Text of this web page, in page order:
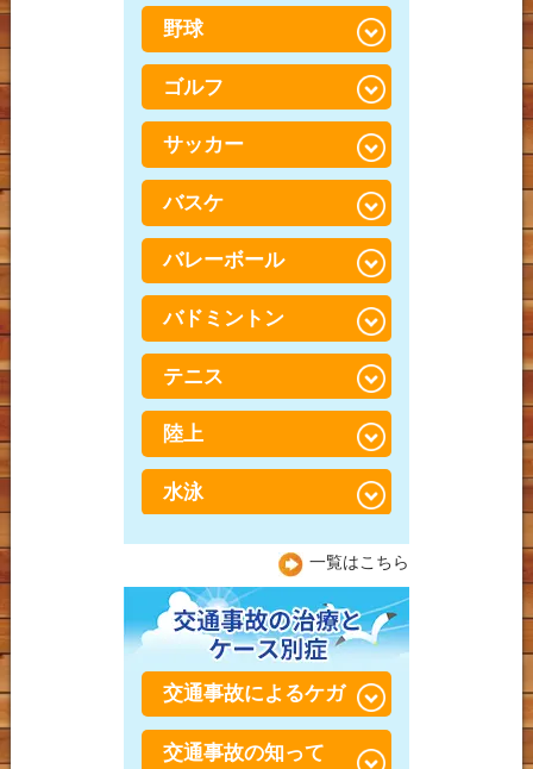
野球肘
肘・手首痛
TFCC損傷
腱鞘炎・ばね指・ド・ケ
ルバン病
手・指のしびれ
脊柱管狭窄症
腰椎すべり症（ようつい
すべりしょう）
股関節痛（こかんせつつ
う）
梨状筋症候群（りじょう
きんしょうこうぐん）
腰椎分離症（ようついぶ
んりしょう）
変形性膝関節症
半月板損傷（はんげつば
んそんしょう）
鵞足炎（がそくえん）
オスグッドシュラッター
病
足底筋膜炎（そくていき
んまくえん）
外反母趾（がいはんぼ
O脚
ジャンパー膝（膝蓋靭帯
炎）
シンスプリント
アキレス腱炎（周囲炎）
シーバー病・セーバー
病・踵骨骨端症（しょう
こつこったんしょう）
捻挫・肉離れ
打撲（だぼく）・打ち身
野球
野球腰
野球肘
野球肩
ゴルフ
ゴルフ膝
ゴルフ肩
ゴルフ腰
サッカー
サッカーでの膝の怪我
サッカーでの股関節の怪
我
サッカーでの足首の痛み
サッカー腰
バスケ
バスケでの足首の怪我
バスケでの腰の怪我
バスケでの膝の怪我
バレーボール
バレーでの腰の怪我
バレーボールでの膝・す
ねの怪我
バレーボールでの捻挫・
突き指
バドミントン
バドミントンでの腰の怪
我
バドミントンでの膝の怪
我
テニス
テニスでの腰の怪我
テニスでの膝の怪我
陸上
陸上での腰の怪我
陸上での膝の怪我
陸上での足首の怪我
水泳
水泳での腰の怪我
水泳での肩の怪我
水泳での膝の怪我
一覧はこちら
交通事故によるケガ
交通事故・むち打ち症
交通事故の知って